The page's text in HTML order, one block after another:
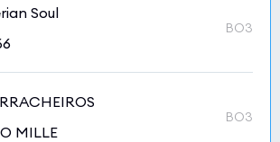
Soul
BO3
MILLE
BO3